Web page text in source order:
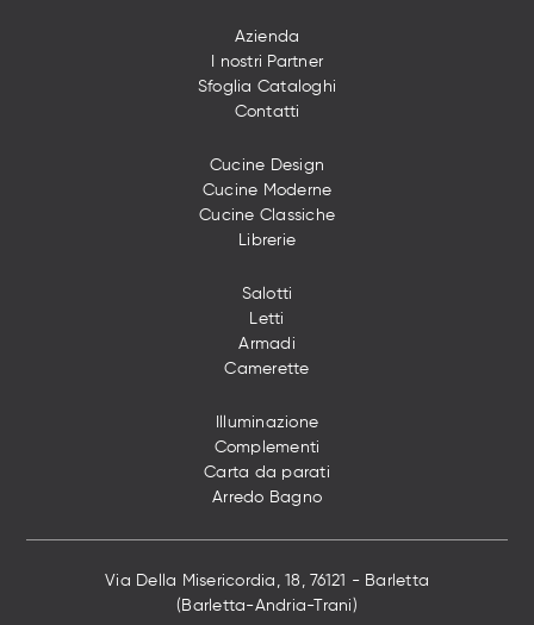
Azienda
I nostri Partner
Sfoglia Cataloghi
Contatti
Cucine Design
Cucine Moderne
Cucine Classiche
Librerie
Salotti
Letti
Armadi
Camerette
Illuminazione
Complementi
Carta da parati
Arredo Bagno
Via Della Misericordia, 18, 76121 - Barletta
(Barletta-Andria-Trani)